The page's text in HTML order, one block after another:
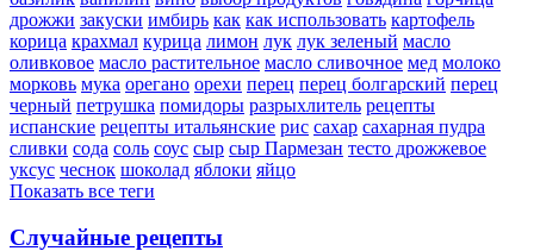
дрожжи закуски имбирь как как использовать картофель
корица крахмал курица лимон лук лук зеленый масло
оливковое масло растительное масло сливочное мед молоко
морковь мука орегано орехи перец перец болгарский перец
черный петрушка помидоры разрыхлитель рецепты
испанские рецепты итальянские рис сахар сахарная пудра
сливки сода соль соус сыр сыр Пармезан тесто дрожжевое
уксус чеснок шоколад яблоки яйцо
Показать все теги
Случайные рецепты